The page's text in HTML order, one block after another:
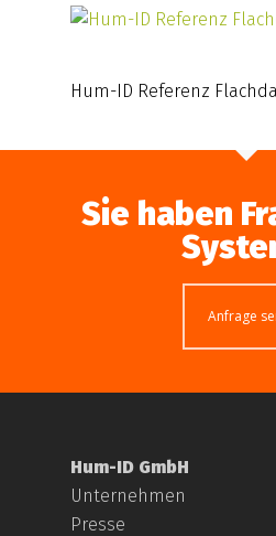
Hum-ID Referenz
Sie haben
Anfrage
Hum-ID GmbH
Unternehmen
Presse